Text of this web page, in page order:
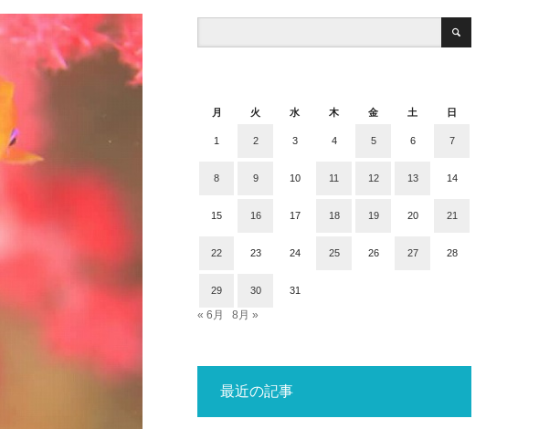
月
火 水 木 金 土 日
1 2 3 4 5 6 7
8 9 10 11 12 13 14
15 16 17 18 19 20 21
22 23 24 25 26 27 28
29 30 31
« 6月 8月 »
最近の記事